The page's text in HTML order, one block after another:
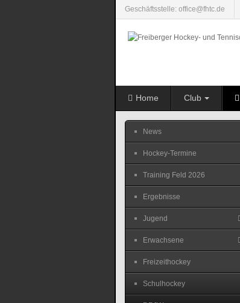
Geschäftsstelle: office@fhtc.de
Home Club
News
Hockey-Termine
Training Feld 2026
Ergebnisse
Jugend
Erwachsene
Freizeithockey
Schulhockey